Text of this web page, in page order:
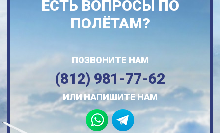
ЕСТЬ ВОПРОСЫ ПО
ПОЛЁТАМ?
ПОЗВОНИТЕ НАМ
(812) 981-77-62
ИЛИ НАПИШИТЕ НАМ